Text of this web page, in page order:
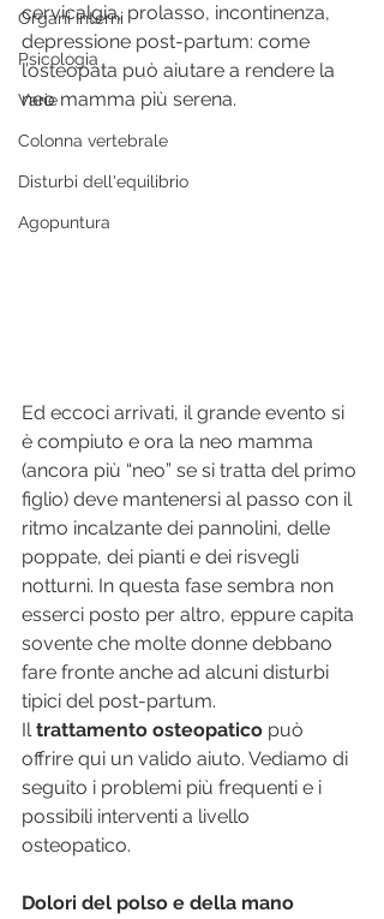
Organi Interni
Psicologia
Varie
Colonna vertebrale
Disturbi dell'equilibrio
Agopuntura
cervicalgia, prolasso, incontinenza,
depressione post-partum: come
l’osteopata può aiutare a rendere la
neo mamma più serena.
Ed eccoci arrivati, il grande evento si
è compiuto e ora la neo mamma
(ancora più “neo” se si tratta del primo
figlio) deve mantenersi al passo con il
ritmo incalzante dei pannolini, delle
poppate, dei pianti e dei risvegli
notturni. In questa fase sembra non
esserci posto per altro, eppure capita
sovente che molte donne debbano
fare fronte anche ad alcuni disturbi
tipici del post-partum.
Il trattamento osteopatico può
offrire qui un valido aiuto. Vediamo di
seguito i problemi più frequenti e i
possibili interventi a livello
osteopatico.
Dolori del polso e della mano